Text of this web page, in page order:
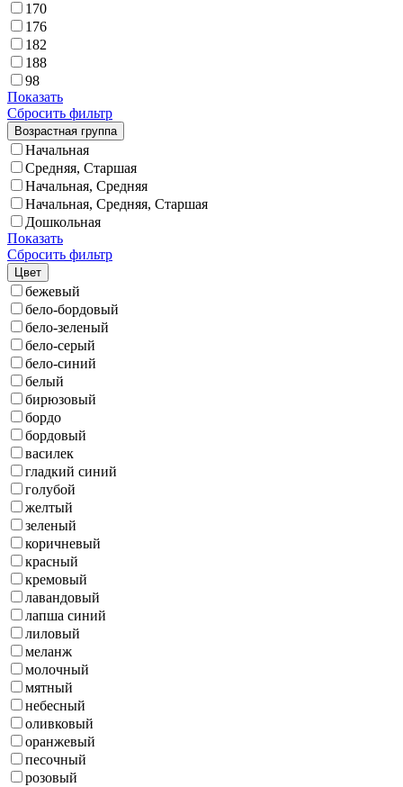
170
176
182
188
98
Показать
Сбросить фильтр
Возрастная группа
Начальная
Средняя, Старшая
Начальная, Средняя
Начальная, Средняя, Старшая
Дошкольная
Показать
Сбросить фильтр
Цвет
бежевый
бело-бордовый
бело-зеленый
бело-серый
бело-синий
белый
бирюзовый
бордо
бордовый
василек
гладкий синий
голубой
желтый
зеленый
коричневый
красный
кремовый
лавандовый
лапша синий
лиловый
меланж
молочный
мятный
небесный
оливковый
оранжевый
песочный
розовый